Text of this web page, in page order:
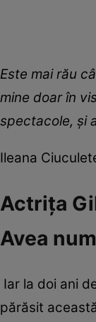
Este mai rău
mine doar în
spectacole, şi
Ileana
Actrița
Avea
Iar la doi ani
părăsit